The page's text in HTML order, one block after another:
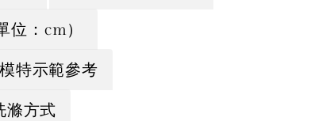
位：cm）
特示範參考
滌方式